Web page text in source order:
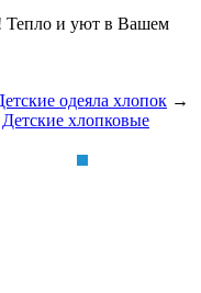
Тепло и уют в Вашем
одеяла хлопок →
Детские хлопковые